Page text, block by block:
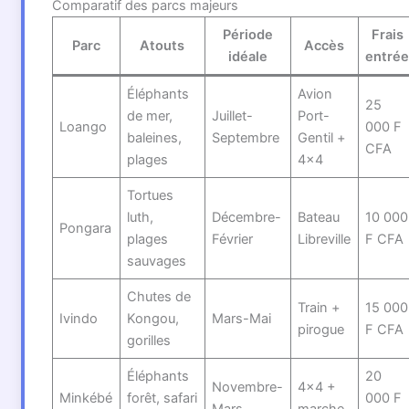
Comparatif des parcs majeurs
Parc Atouts
Période
idéale
Accès
Frais
entrée
Loango
Éléphants
de mer,
baleines,
plages
Juillet-
Septembre
Avion
Port-
Gentil +
4×4
25
000 F
CFA
Pongara
Tortues
luth,
plages
sauvages
Décembre-
Février
Bateau
Libreville
10 000
F CFA
Ivindo
Chutes de
Kongou,
gorilles
Mars-Mai
Train +
pirogue
15 000
F CFA
Minkébé
Éléphants
forêt, safari
Novembre-
4×4 +
20
000 F